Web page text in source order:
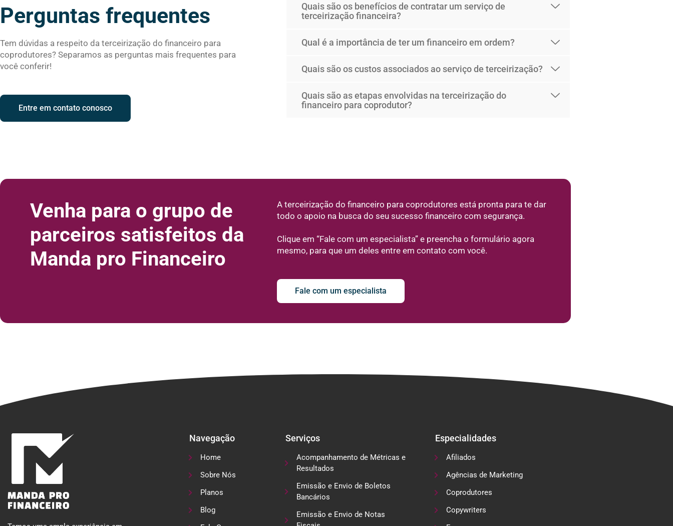
Perguntas frequentes
Tem dúvidas a respeito da terceirização do financeiro para
coprodutores? Separamos as perguntas mais frequentes para
você conferir!
Entre em contato conosco
Quais são os benefícios de contratar um serviço de
terceirização financeira?
Qual é a importância de ter um financeiro em ordem?
Quais são os custos associados ao serviço de terceirização?
Quais são as etapas envolvidas na terceirização do
financeiro para coprodutor?
Venha para o grupo de
parceiros satisfeitos da
Manda pro Financeiro
A terceirização do financeiro para coprodutores está pronta para te dar
todo o apoio na busca do seu sucesso financeiro com segurança.
Clique em “Fale com um especialista” e preencha o formulário agora
mesmo, para que um deles entre em contato com você.
Fale com um especialista
Navegação
Home
Sobre Nós
Planos
Blog
Serviços
Acompanhamento de Métricas e
Resultados
Emissão e Envio de Boletos
Bancários
Emissão e Envio de Notas
Especialidades
Afiliados
Agências de Marketing
Coprodutores
Copywriters